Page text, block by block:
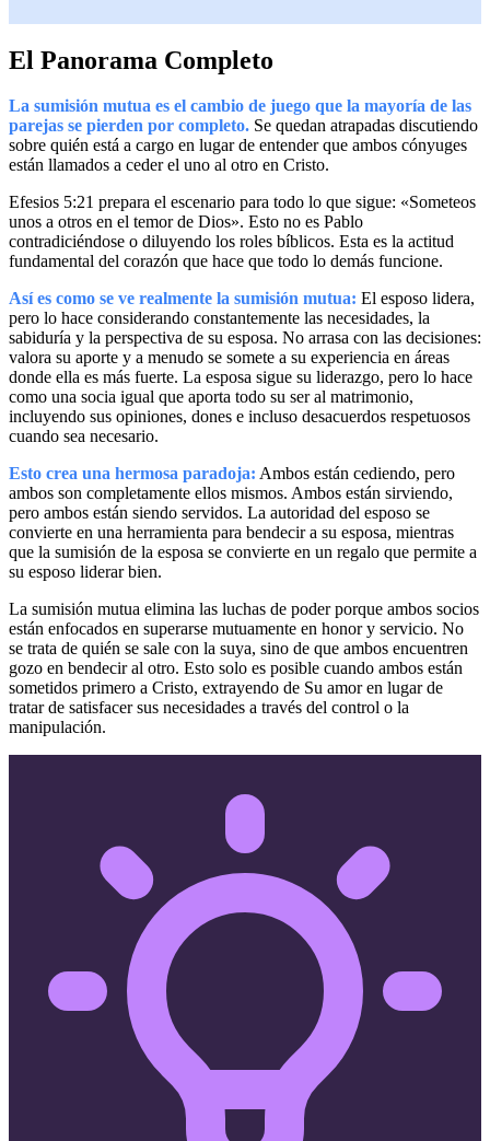
El Panorama Completo
La sumisión mutua es el cambio de juego que la mayoría de las
parejas se pierden por completo. Se quedan atrapadas discutiendo
sobre quién está a cargo en lugar de entender que ambos cónyuges
están llamados a ceder el uno al otro en Cristo.
Efesios 5:21 prepara el escenario para todo lo que sigue: «Someteos
unos a otros en el temor de Dios». Esto no es Pablo
contradiciéndose o diluyendo los roles bíblicos. Esta es la actitud
fundamental del corazón que hace que todo lo demás funcione.
Así es como se ve realmente la sumisión mutua: El esposo lidera,
pero lo hace considerando constantemente las necesidades, la
sabiduría y la perspectiva de su esposa. No arrasa con las decisiones:
valora su aporte y a menudo se somete a su experiencia en áreas
donde ella es más fuerte. La esposa sigue su liderazgo, pero lo hace
como una socia igual que aporta todo su ser al matrimonio,
incluyendo sus opiniones, dones e incluso desacuerdos respetuosos
cuando sea necesario.
Esto crea una hermosa paradoja: Ambos están cediendo, pero
ambos son completamente ellos mismos. Ambos están sirviendo,
pero ambos están siendo servidos. La autoridad del esposo se
convierte en una herramienta para bendecir a su esposa, mientras
que la sumisión de la esposa se convierte en un regalo que permite a
su esposo liderar bien.
La sumisión mutua elimina las luchas de poder porque ambos socios
están enfocados en superarse mutuamente en honor y servicio. No
se trata de quién se sale con la suya, sino de que ambos encuentren
gozo en bendecir al otro. Esto solo es posible cuando ambos están
sometidos primero a Cristo, extrayendo de Su amor en lugar de
tratar de satisfacer sus necesidades a través del control o la
manipulación.